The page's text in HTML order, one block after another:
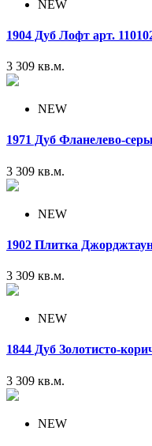
NEW
1904 Дуб Лофт арт.
3 309 кв.м.
NEW
1971 Дуб Фланелево-
3 309 кв.м.
NEW
1902 Плитка Джорджтаун
3 309 кв.м.
NEW
1844 Дуб Золотисто-
3 309 кв.м.
NEW